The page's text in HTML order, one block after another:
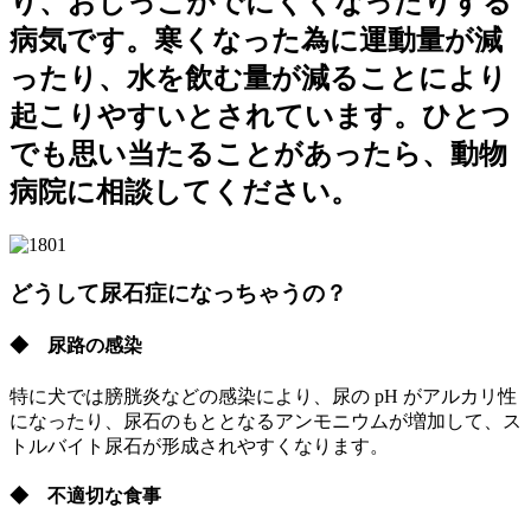
病気です。寒くなった為に運動量が減
ったり、水を飲む量が減ることにより
起こりやすいとされています。ひとつ
でも思い当たることがあったら、動物
病院に相談してください。
どうして尿石症になっちゃうの？
◆ 尿路の感染
特に犬では膀胱炎などの感染により、尿の pH がアルカリ性
になったり、尿石のもととなるアンモニウムが増加して、ス
トルバイト尿石が形成されやすくなります。
◆ 不適切な食事